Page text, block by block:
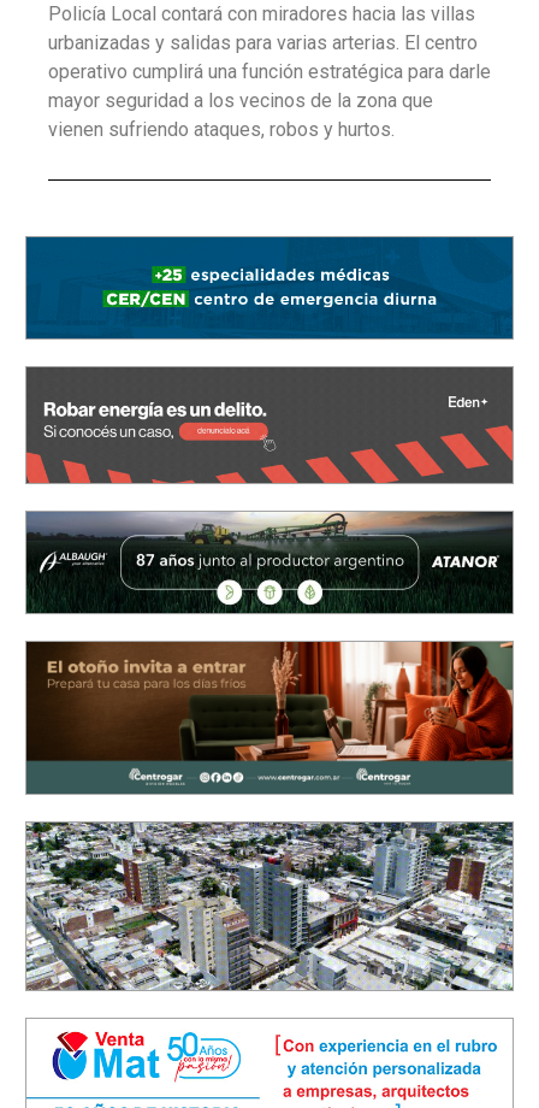
Policía Local contará con miradores hacia las villas
urbanizadas y salidas para varias arterias. El centro
operativo cumplirá una función estratégica para darle
mayor seguridad a los vecinos de la zona que
vienen sufriendo ataques, robos y hurtos.